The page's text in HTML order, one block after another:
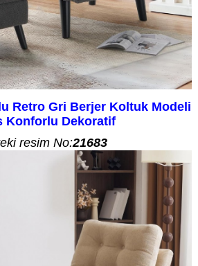
Retro Gri Berjer Koltuk Modeli
Konforlu Dekoratif
resim No:21683